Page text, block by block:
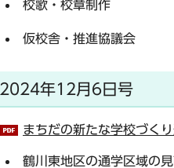
校歌・校章制作
仮校舎・推進協議会
2024年12月6日号
まちだの新たな学校づく
鶴川東地区の通学区域の